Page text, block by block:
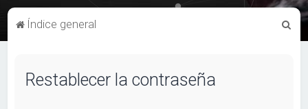
Índice general
Restablecer la contraseña